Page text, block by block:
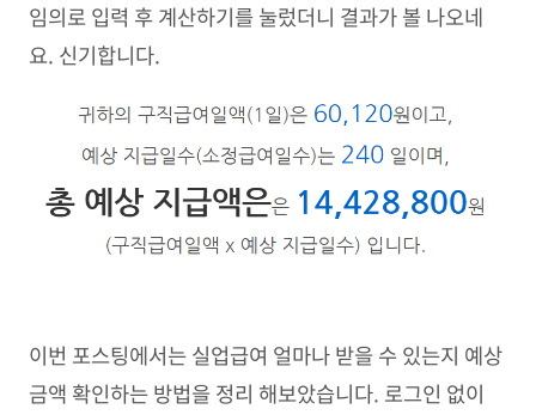
임의로 입력 후 계산하기를 눌렀더니 결과가 볼 나오네
요. 신기합니다.
이번 포스팅에서는 실업급여 얼마나 받을 수 있는지 예상
금액 확인하는 방법을 정리 해보았습니다. 로그인 없이